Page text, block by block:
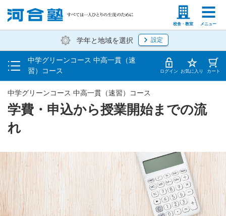
校舎・教室 メニュー
塾生の方 高等学校の先生
学年と地域を選択 設定
中学グリーンコース 中高一貫（速
習）コース
学費・申込から授業開始までの流れ
夏期講習 ログイン お気に入り カート
学費・申込から授業開始までの流
れ
中学グリーンコース 中高一貫（速習）コース